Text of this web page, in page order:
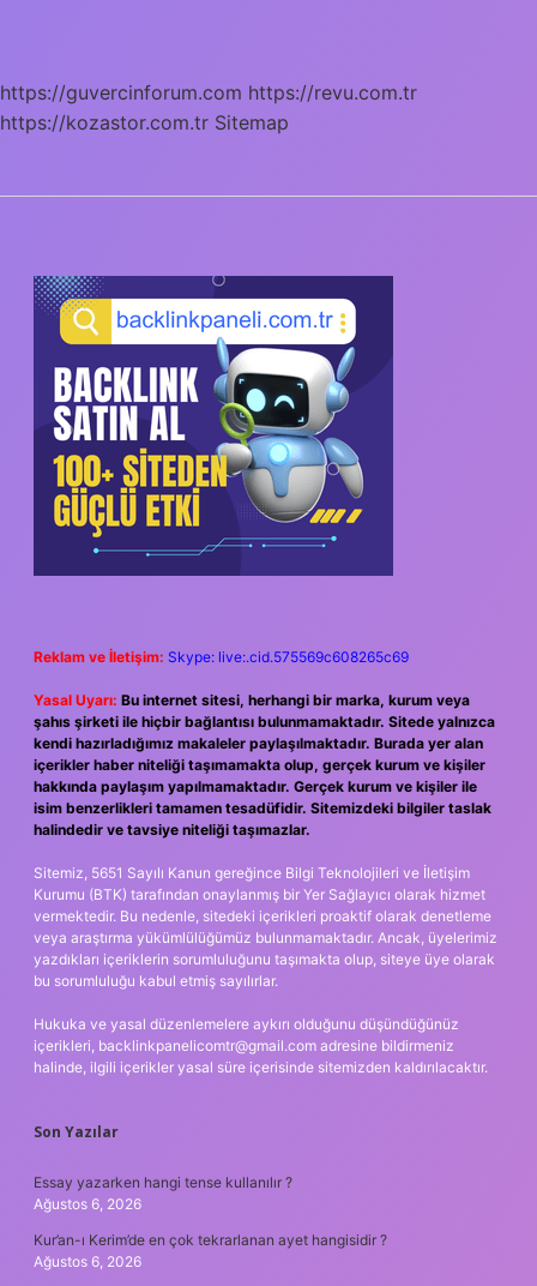
https://guvercinforum.com https://revu.com.tr
https://kozastor.com.tr Sitemap
SIDEBAR
Reklam ve İletişim: Skype: live:.cid.575569c608265c69
Yasal Uyarı: Bu internet sitesi, herhangi bir marka, kurum veya
şahıs şirketi ile hiçbir bağlantısı bulunmamaktadır. Sitede yalnızca
kendi hazırladığımız makaleler paylaşılmaktadır. Burada yer alan
içerikler haber niteliği taşımamakta olup, gerçek kurum ve kişiler
hakkında paylaşım yapılmamaktadır. Gerçek kurum ve kişiler ile
isim benzerlikleri tamamen tesadüfidir. Sitemizdeki bilgiler taslak
halindedir ve tavsiye niteliği taşımazlar.
Sitemiz, 5651 Sayılı Kanun gereğince Bilgi Teknolojileri ve İletişim
Kurumu (BTK) tarafından onaylanmış bir Yer Sağlayıcı olarak hizmet
vermektedir. Bu nedenle, sitedeki içerikleri proaktif olarak denetleme
veya araştırma yükümlülüğümüz bulunmamaktadır. Ancak, üyelerimiz
yazdıkları içeriklerin sorumluluğunu taşımakta olup, siteye üye olarak
bu sorumluluğu kabul etmiş sayılırlar.
Hukuka ve yasal düzenlemelere aykırı olduğunu düşündüğünüz
içerikleri, backlinkpanelicomtr@gmail.com adresine bildirmeniz
halinde, ilgili içerikler yasal süre içerisinde sitemizden kaldırılacaktır.
Son Yazılar
Essay yazarken hangi tense kullanılır ?
Ağustos 6, 2026
Kur’an-ı Kerim’de en çok tekrarlanan ayet hangisidir ?
Ağustos 6, 2026